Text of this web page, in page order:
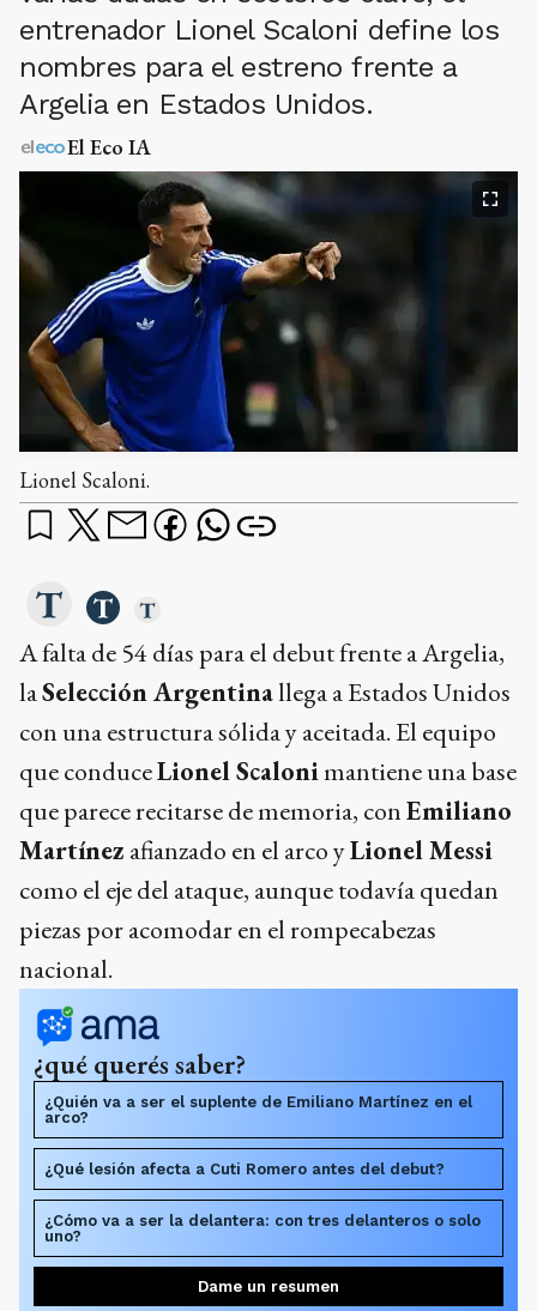
entrenador Lionel Scaloni define los
nombres para el estreno frente a
Argelia en Estados Unidos.
El Eco IA
Lionel Scaloni.
A falta de 54 días para el debut frente a Argelia,
laSelección Argentinallega a Estados Unidos
con una estructura sólida y aceitada. El equipo
que conduceLionel Scalonimantiene una base
que parece recitarse de memoria, conEmiliano
Martínez afianzado en el arco yLionel Messi
como el eje del ataque, aunque todavía quedan
piezas por acomodar en el rompecabezas
nacional.
¿qué querés saber?
¿Quién va a ser el suplente de Emiliano Martínez en el
arco?
¿Qué lesión afecta a Cuti Romero antes del debut?
¿Cómo va a ser la delantera: con tres delanteros o solo
uno?
Dame un resumen